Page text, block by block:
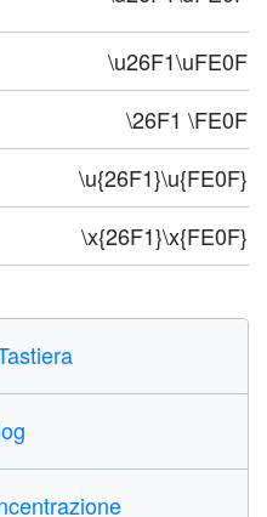
\u26F1\uFE0F
\26F1 \FE0F
\u{26F1}\u{FE0F}
\x{26F1}\x{FE0F}